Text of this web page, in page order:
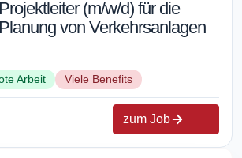
Projektleiter (m/w/d) für die
Planung von Verkehrsanlagen
Arbeit Viele Benefits
zum Job